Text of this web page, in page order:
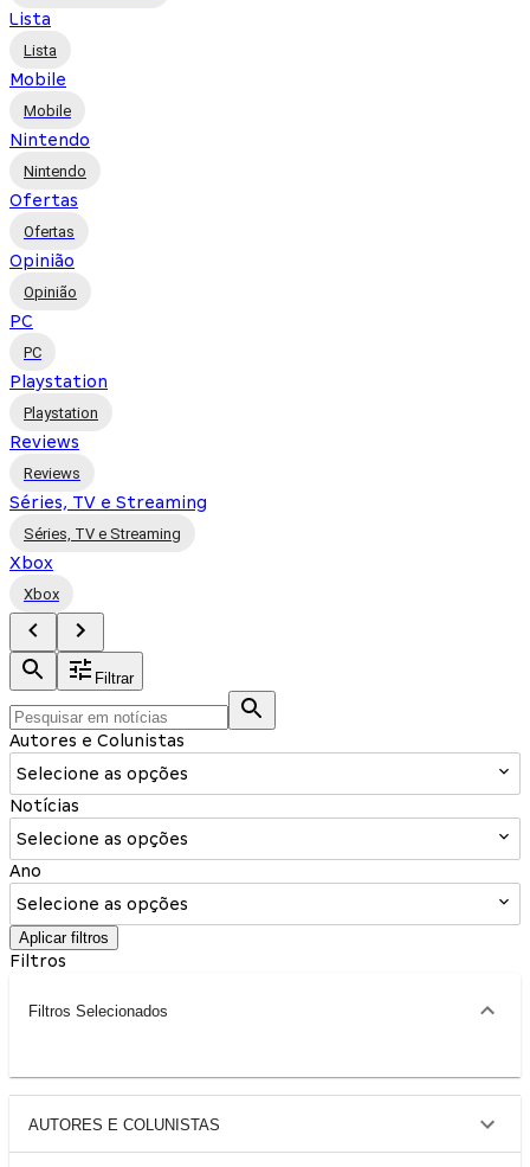
Lista
Lista
Mobile
Mobile
Nintendo
Nintendo
Ofertas
Ofertas
Opinião
Opinião
PC
PC
Playstation
Playstation
Reviews
Reviews
Séries, TV e Streaming
Séries, TV e Streaming
Xbox
Xbox
Filtrar
Autores e Colunistas
Selecione as opções
Notícias
Selecione as opções
Ano
Selecione as opções
Aplicar filtros
Filtros
Filtros Selecionados
AUTORES E COLUNISTAS